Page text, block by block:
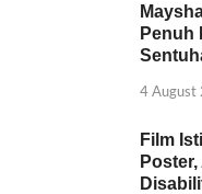
Penuh
4 August
Film